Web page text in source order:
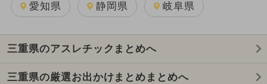
愛知県 静岡県 岐阜県
三重県のアスレチックまとめへ
三重県の厳選お出かけまとめまとめへ